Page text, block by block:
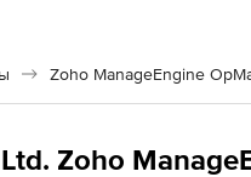
Zoho ManageEngine
Zoho